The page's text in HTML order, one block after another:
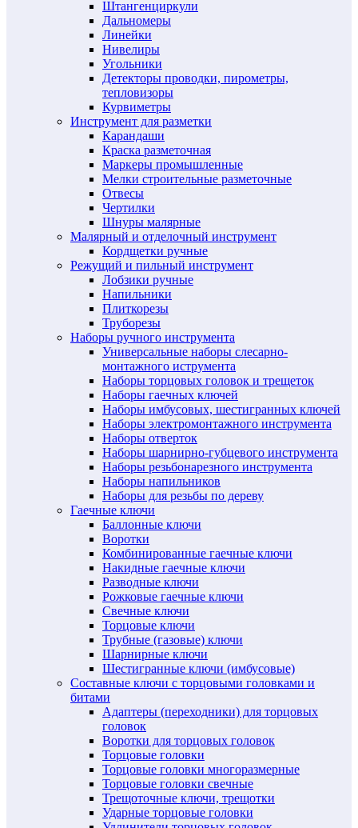
Штангенциркули
Дальномеры
Линейки
Нивелиры
Угольники
Детекторы проводки, пирометры,
тепловизоры
Курвиметры
Инструмент для разметки
Карандаши
Краска разметочная
Маркеры промышленные
Мелки строительные разметочные
Отвесы
Чертилки
Шнуры малярные
Малярный и отделочный инструмент
Кордщетки ручные
Режущий и пильный инструмент
Лобзики ручные
Напильники
Плиткорезы
Труборезы
Наборы ручного инструмента
Универсальные наборы слесарно-
монтажного иструмента
Наборы торцовых головок и трещеток
Наборы гаечных ключей
Наборы имбусовых, шестигранных ключей
Наборы электромонтажного инструмента
Наборы отверток
Наборы шарнирно-губцевого инструмента
Наборы резьбонарезного инструмента
Наборы напильников
Наборы для резьбы по дереву
Гаечные ключи
Баллонные ключи
Воротки
Комбинированные гаечные ключи
Накидные гаечные ключи
Разводные ключи
Рожковые гаечные ключи
Свечные ключи
Торцовые ключи
Трубные (газовые) ключи
Шарнирные ключи
Шестигранные ключи (имбусовые)
Составные ключи с торцовыми головками и
битами
Адаптеры (переходники) для торцовых
головок
Воротки для торцовых головок
Торцовые головки
Торцовые головки многоразмерные
Торцовые головки свечные
Трещоточные ключи, трещотки
Ударные торцовые головки